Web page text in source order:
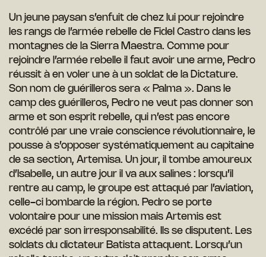
Un jeune paysan s’enfuit de chez lui pour rejoindre
les rangs de l’armée rebelle de Fidel Castro dans les
montagnes de la Sierra Maestra. Comme pour
rejoindre l’armée rebelle il faut avoir une arme, Pedro
réussit à en voler une à un soldat de la Dictature.
Son nom de guérilleros sera « Palma ». Dans le
camp des guérilleros, Pedro ne veut pas donner son
arme et son esprit rebelle, qui n’est pas encore
contrôlé par une vraie conscience révolutionnaire, le
pousse à s’opposer systématiquement au capitaine
de sa section, Artemisa. Un jour, il tombe amoureux
d’Isabelle, un autre jour il va aux salines : lorsqu’il
rentre au camp, le groupe est attaqué par l’aviation,
celle-ci bombarde la région. Pedro se porte
volontaire pour une mission mais Artemis est
excédé par son irresponsabilité. Ils se disputent. Les
soldats du dictateur Batista attaquent. Lorsqu’un